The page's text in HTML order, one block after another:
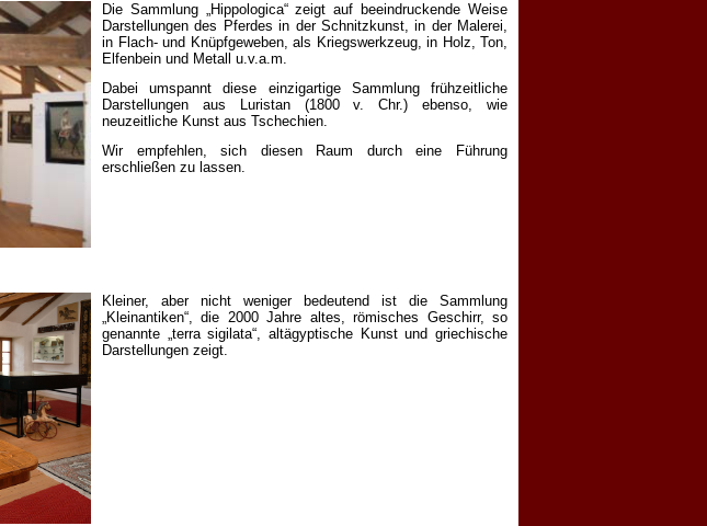
Die Sammlung „Hippologica“ zeigt auf beeindruckende Weise
Darstellungen des Pferdes in der Schnitzkunst, in der Malerei,
in Flach- und Knüpfgeweben, als Kriegswerkzeug, in Holz, Ton,
Elfenbein und Metall u.v.a.m.
Dabei umspannt diese einzigartige Sammlung frühzeitliche
Darstellungen aus Luristan (1800 v. Chr.) ebenso, wie
neuzeitliche Kunst aus Tschechien.
Wir empfehlen, sich diesen Raum durch eine Führung
erschließen zu lassen.
Kleiner, aber nicht weniger bedeutend ist die Sammlung
„Kleinantiken“, die 2000 Jahre altes, römisches Geschirr, so
genannte „terra sigilata“, altägyptische Kunst und griechische
Darstellungen zeigt.